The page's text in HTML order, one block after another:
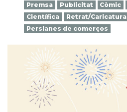
Premsa
Publicitat Còmic
Científica
Retrat/Caricatura
Persianes de comerços